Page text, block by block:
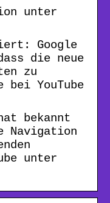
unter
Google
die neue
zu
YouTube
bekannt
Navigation
unter